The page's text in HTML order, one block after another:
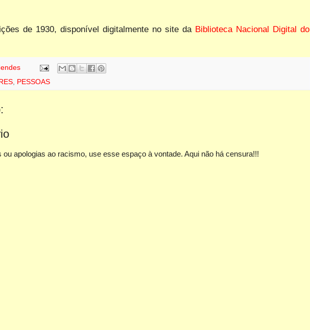
de 1930, disponível digitalmente no site da Biblioteca Nacional Digital do
PESSOAS
apologias ao racismo, use esse espaço à vontade. Aqui não há censura!!!